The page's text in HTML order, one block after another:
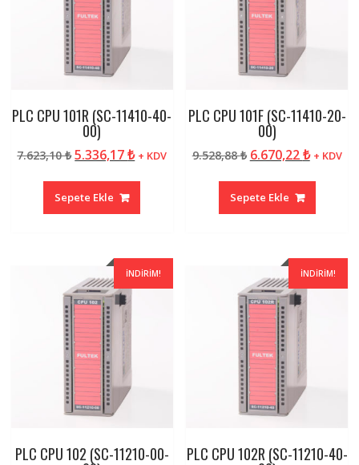
PLC CPU 101R (SC-11410-40-
00)
7.623,10₺Orijinal
7.623,10 ₺.
5.336,17₺Şu
+ KDV
Sepete Ekle
PLC CPU 101F (SC-11410-20-
00)
9.528,88₺ Orijinal
9.528,88 ₺.
6.670,22₺Şu
+ KDV
Sepete Ekle
İNDIRIM!
PLC CPU 102 (SC-11210-00-
İNDIRIM!
PLC CPU 102R (SC-11210-40-